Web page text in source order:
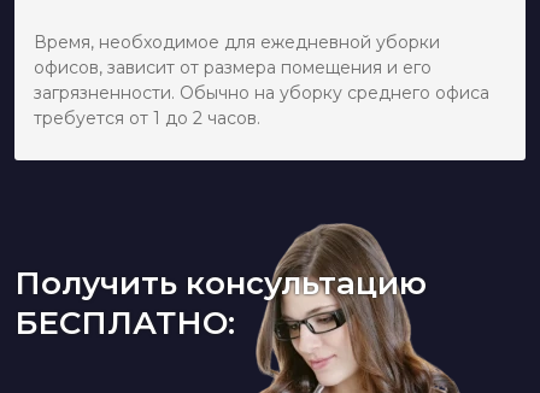
Время, необходимое для ежедневной уборки
офисов, зависит от размера помещения и его
загрязненности. Обычно на уборку среднего офиса
требуется от 1 до 2 часов.
Получить консультацию
БЕСПЛАТНО: